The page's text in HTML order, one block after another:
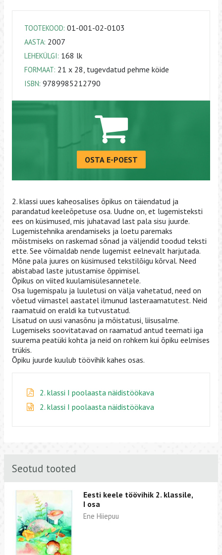
TOOTEKOOD: 01-001-02-0103
AASTA: 2007
LEHEKÜLGI: 168 lk
FORMAAT: 21 x 28, tugevdatud pehme köide
ISBN: 9789985212790
OSTA E-POEST
2. klassi uues kaheosalises õpikus on täiendatud ja
parandatud keeleõpetuse osa. Uudne on, et lugemisteksti
ees on küsimused, mis juhatavad last pala sisu juurde.
Lugemistehnika arendamiseks ja loetu paremaks
mõistmiseks on raskemad sõnad ja väljendid toodud teksti
ette. See võimaldab nende lugemist eelnevalt harjutada.
Mõne pala juures on küsimused tekstilõigu kõrval. Need
abistabad laste jutustamise õppimisel.
Õpikus on viited kuulamisülesannetele.
Osa lugemispalu ja luuletusi on välja vahetatud, need on
võetud viimastel aastatel ilmunud lasteraamatutest. Neid
raamatuid on eraldi ka tutvustatud.
Lisatud on uusi vanasõnu ja mõistatusi, liisusalme.
Lugemiseks soovitatavad on raamatud antud teemati iga
suurema peatüki kohta ja neid on rohkem kui õpiku eelmises
trükis.
Õpiku juurde kuulub töövihik kahes osas.
2. klassi I poolaasta näidistöökava
2. klassi I poolaasta näidistöökava
Seotud tooted
Eesti keele töövihik 2. klassile,
I osa
Ene Hiiepuu